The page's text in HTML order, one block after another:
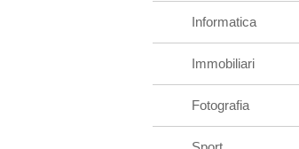
Informatica
Immobiliari
Fotografia